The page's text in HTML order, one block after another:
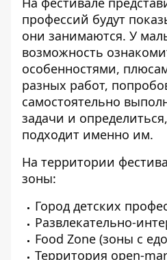
профессий будут
они занимаются. У
возможность
особенностями,
разных работ,
самостоятельно
задачи и
подходит именно им.
На территории
зоны:
Город детских
Развлекательно-
Food Zone (зоны с
Территория open-